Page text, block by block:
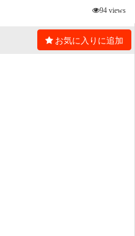
94 views
お気に入りに追加